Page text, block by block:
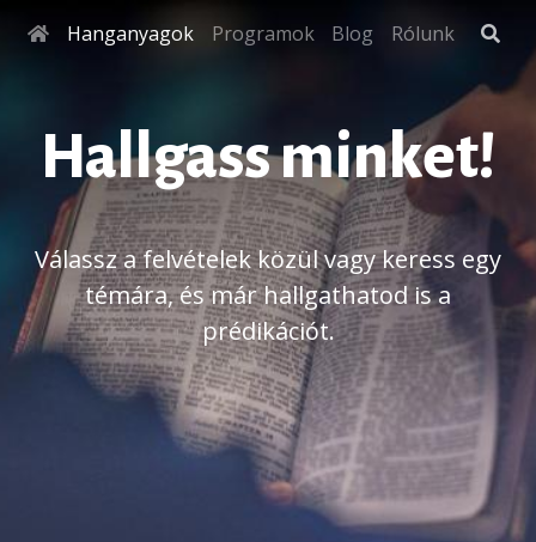
Hanganyagok Programok Blog Rólunk
Hallgass minket!
Válassz a felvételek közül vagy keress egy
témára, és már hallgathatod is a
prédikációt.